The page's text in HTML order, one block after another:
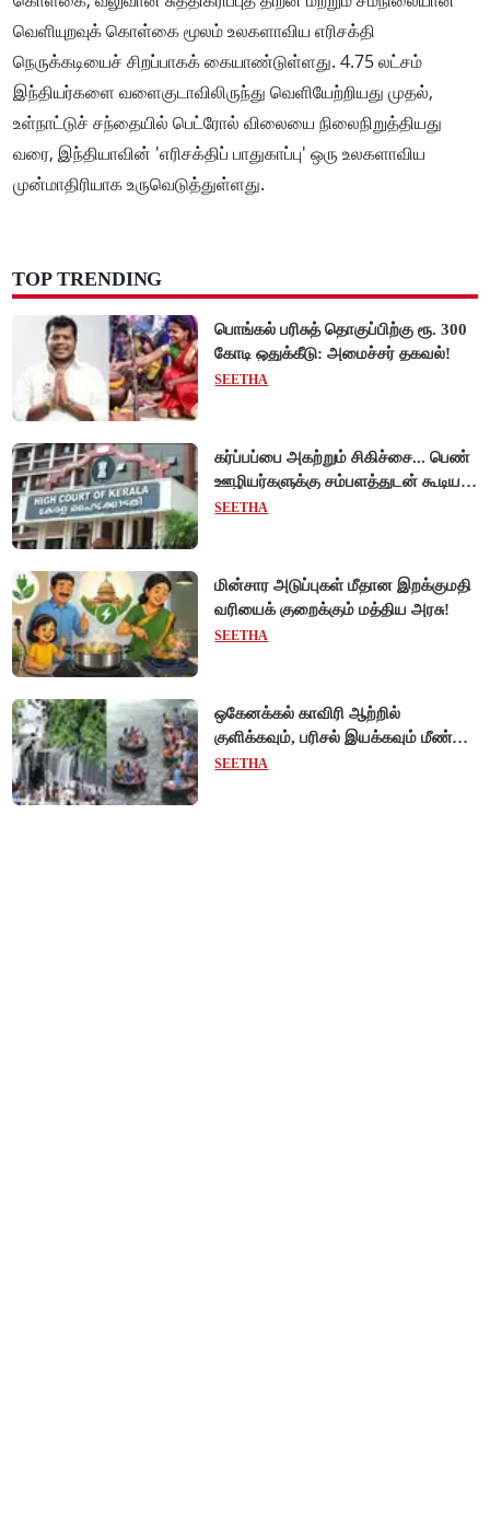
வெளியுறவுக் கொள்கை மூலம் உலகளாவிய எரிசக்தி
நெருக்கடியைச் சிறப்பாகக் கையாண்டுள்ளது. 4.75 லட்சம்
இந்தியர்களை வளைகுடாவிலிருந்து வெளியேற்றியது முதல்,
உள்நாட்டுச் சந்தையில் பெட்ரோல் விலையை நிலைநிறுத்தியது
வரை, இந்தியாவின் 'எரிசக்திப் பாதுகாப்பு' ஒரு உலகளாவிய
முன்மாதிரியாக உருவெடுத்துள்ளது.
TOP TRENDING
பொங்கல் பரிசுத் தொகுப்பிற்கு ரூ. 300
கோடி ஒதுக்கீடு: அமைச்சர் தகவல்!
SEETHA
கர்ப்பப்பை அகற்றும் சிகிச்சை... பெண்
ஊழியர்களுக்கு சம்பளத்துடன் கூடிய
விடுப்பு - உயர்நீதிமன்றம் அதிரடி
SEETHA
மின்சார அடுப்புகள் மீதான இறக்குமதி
வரியைக் குறைக்கும் மத்திய அரசு!
SEETHA
ஒகேனக்கல் காவிரி ஆற்றில்
குளிக்கவும், பரிசல் இயக்கவும் மீண்டும்
அனுமதி - சுற்றுலாப் பயணிகள்
SEETHA